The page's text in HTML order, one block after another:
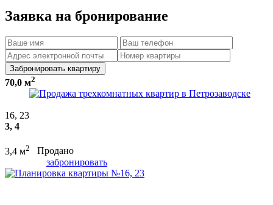
Заявка на бронирование
Забронировать квартиру
70,0 м2
16, 23
3, 4
3,4 м2
Продано
забронировать